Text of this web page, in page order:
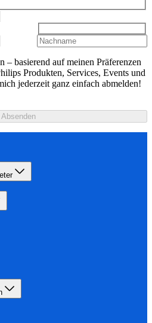
– basierend auf meinen Präferenzen
Produkten, Services, Events und
jederzeit ganz einfach abmelden!
Absenden